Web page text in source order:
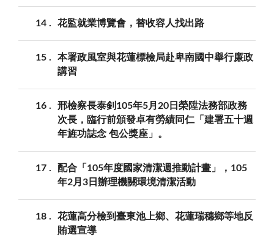
14 花監就業博覽會，替收容人找出路
15
本署政風室與花蓮標檢局赴卑南國中舉行廉政
講習
16
邢檢察長泰釗105年5月20日榮陞法務部政務
次長，臨行前頒發卓有勞績同仁「建署五十週
年旌功誌念 包公獎座」。
17
配合「105年度國家清潔週推動計畫」，105
年2月3日辦理機關環境清潔活動
18
花蓮高分檢到臺東池上鄉、花蓮瑞穗鄉等地反
賄選宣導